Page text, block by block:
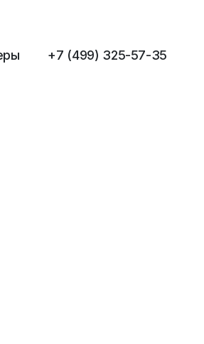
+7 (499) 325-57-35